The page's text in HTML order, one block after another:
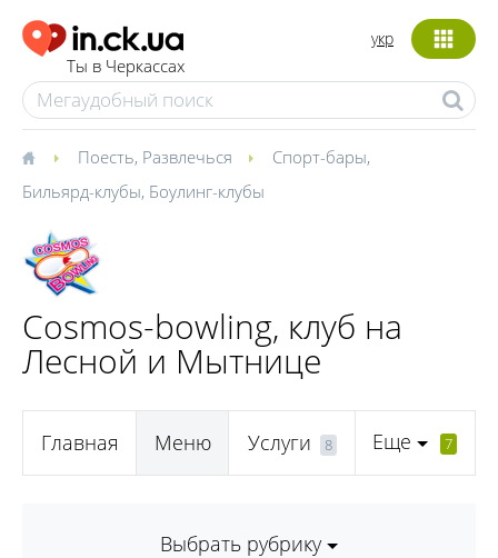
Ты в Черкассах
укр
Поесть, Развлечься Спорт-бары,
Бильярд-клубы, Боулинг-клубы
Cosmos-bowling, клуб на
Лесной и Мытнице
Главная Меню Услуги 8 Еще 7
Выбрать рубрику